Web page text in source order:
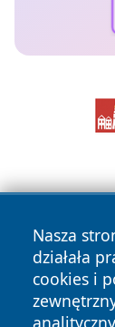
Nasza
działała
cookies i
Copyright ©
zastrzeżone.